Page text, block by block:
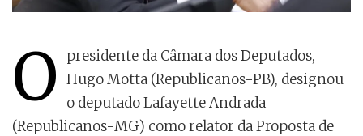
O
presidente da Câmara dos Deputados,
Hugo Motta (Republicanos-PB), designou
o deputado Lafayette Andrada
(Republicanos-MG) como relator da Proposta de